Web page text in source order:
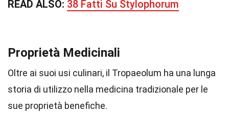
READ ALSO: 38 Fatti Su Stylophorum
Proprietà Medicinali
Oltre ai suoi usi culinari, il Tropaeolum ha una lunga
storia di utilizzo nella medicina tradizionale per le
sue proprietà benefiche.